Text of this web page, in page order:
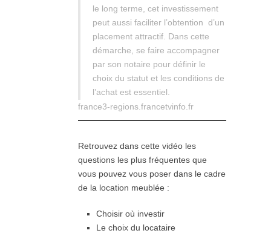
le long terme, cet investissement
peut aussi faciliter l’obtention d’un
placement attractif. Dans cette
démarche, se faire accompagner
par son notaire pour définir le
choix du statut et les conditions de
l’achat est essentiel.
france3-regions.francetvinfo.fr
Retrouvez dans cette vidéo les
questions les plus fréquentes que
vous pouvez vous poser dans le cadre
de la location meublée :
Choisir où investir
Le choix du locataire